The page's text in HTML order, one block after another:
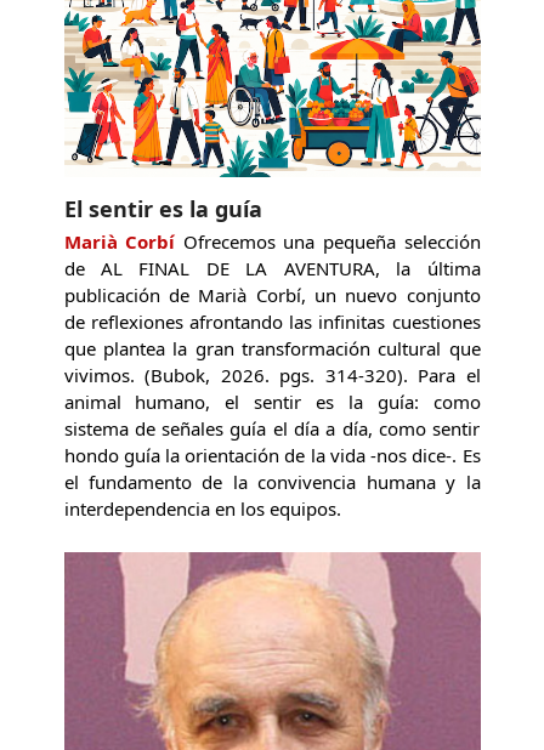
El sentir es la guía
Marià Corbí Ofrecemos una pequeña selección
de AL FINAL DE LA AVENTURA, la última
publicación de Marià Corbí, un nuevo conjunto
de reflexiones afrontando las infinitas cuestiones
que plantea la gran transformación cultural que
vivimos. (Bubok, 2026. pgs. 314-320). Para el
animal humano, el sentir es la guía: como
sistema de señales guía el día a día, como sentir
hondo guía la orientación de la vida -nos dice-. Es
el fundamento de la convivencia humana y la
interdependencia en los equipos.